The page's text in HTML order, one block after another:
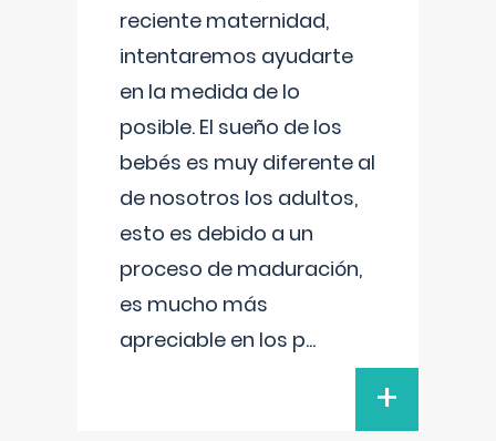
reciente maternidad,
intentaremos ayudarte
en la medida de lo
posible. El sueño de los
bebés es muy diferente al
de nosotros los adultos,
esto es debido a un
proceso de maduración,
es mucho más
apreciable en los p...
+